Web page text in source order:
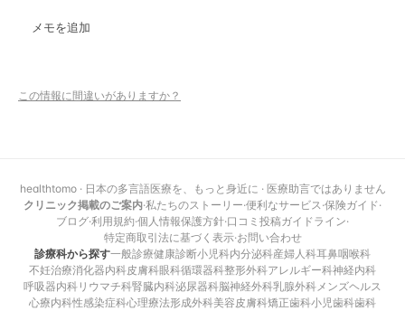
メモを追加
この情報に間違いがありますか？
healthtomo · 日本の多言語医療を、もっと身近に · 医療助言ではありません
クリニック掲載のご案内·私たちのストーリー·便利なサービス·保険ガイド·
ブログ·利用規約·個人情報保護方針·口コミ投稿ガイドライン·
特定商取引法に基づく表示·お問い合わせ
診療科から探す一般診療健康診断小児科内分泌科産婦人科耳鼻咽喉科
不妊治療消化器内科皮膚科眼科循環器科整形外科アレルギー科神経内科
呼吸器内科 リウマチ科腎臓内科泌尿器科脳神経外科乳腺外科メンズヘルス
心療内科性感染症科心理療法形成外科美容皮膚科矯正歯科小児歯科歯科